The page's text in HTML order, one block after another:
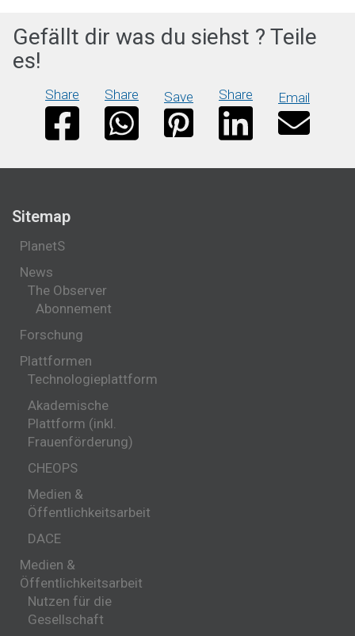
Gefällt dir was du siehst ? Teile
es!
Share Share Save Share Email
Sitemap
PlanetS
News
The Observer
Abonnement
Forschung
Plattformen
Technologieplattform
Akademische
Plattform (inkl.
Frauenförderung)
CHEOPS
Medien &
Öffentlichkeitsarbeit
DACE
Medien &
Öffentlichkeitsarbeit
Nutzen für die
Gesellschaft